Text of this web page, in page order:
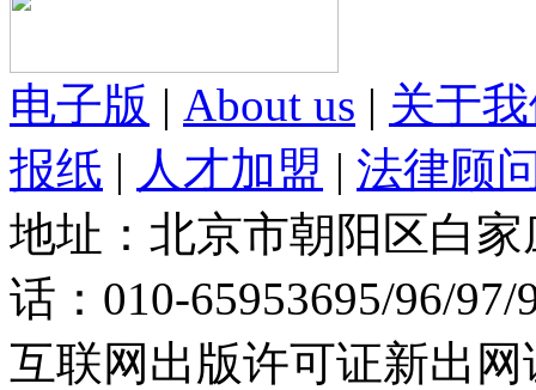
电子版 | About us | 关于
报纸 | 人才加盟 | 法律顾
地址：北京市朝阳区白
话：010-65953695/96/
互联网出版许可证新出